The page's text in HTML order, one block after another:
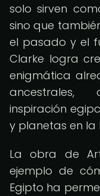
solo sirven
sino que
el pasado y el
Clarke logra
enigmática
inspiración
y planetas en la
La obra de
ejemplo de
Egipto ha